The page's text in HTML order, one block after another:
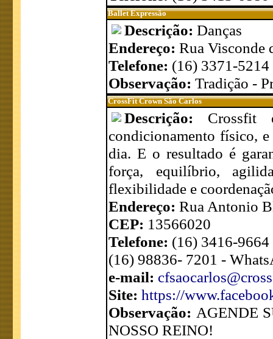
Ballet Expressão
Descrição: Danças
Endereço: Rua Visconde
Telefone: (16) 3371-5214
Observação: Tradição -
CrossFit Crown São Carlos
Descrição: Crossfit
condicionamento físico,
dia. E o resultado é
força, equilíbrio,
flexibilidade e
Endereço: Rua Antonio
CEP: 13566020
Telefone: (16) 3416-9664
(16) 98836- 7201 -
e-mail:
Site: https://
Observação: AGENDE
NOSSO REINO!